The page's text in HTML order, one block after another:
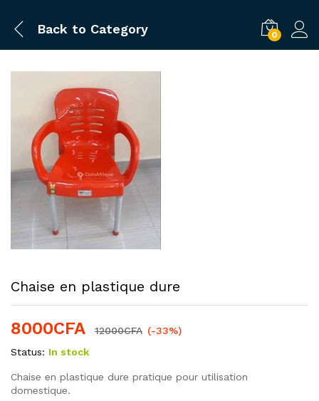
Back to Category 0
Chaise en plastique dure
8000CFA 12000CFA (-33%)
Status: In stock
Chaise en plastique dure pratique pour utilisation
domestique.